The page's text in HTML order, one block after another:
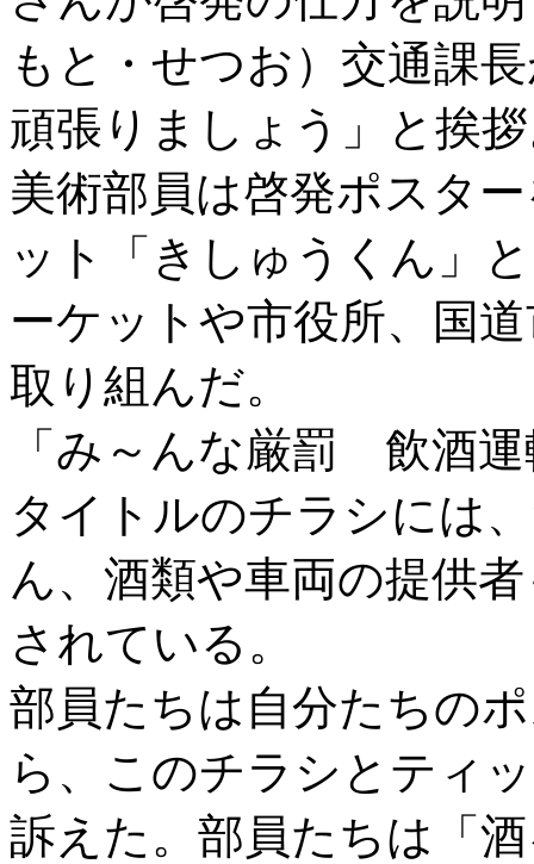
もと・せつお）交通課
頑張りましょう」と挨
美術部員は啓発ポスタ
ット「きしゅうくん」
ーケットや市役所、国
取り組んだ。
「み～んな厳罰 飲酒
タイトルのチラシには
ん、酒類や車両の提供
されている。
部員たちは自分たちの
ら、このチラシとティ
訴えた。部員たちは「